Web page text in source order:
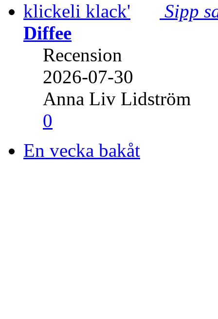
Sipp
Diffee
Recension
2026-07-30
Anna Liv Lidström
0
En vecka bakåt